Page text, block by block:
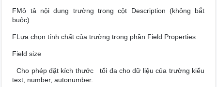
FMô tả nội dung trường trong cột Description (không bắt
buộc)
FLựa chọn tính chất của trường trong phần Field Properties
Field size
Cho phép đặt kích thước tối đa cho dữ liệu của trường kiểu
text, number, autonumber.